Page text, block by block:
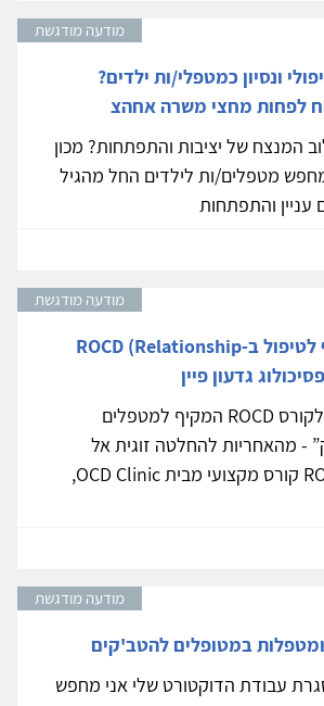
מודעה מודגשת
ונסיון כמטפלי/ות ילדים?
המנצח של יציבות והתפתחות? מכון
מטפלים/ות לילדים החל מהגיל
מודעה מודגשת
קורס חדש ומקיף לטיפול ב-ROCD (Relationship
נפתחה ההרשמה לקורס ROCD המקיף למטפלים
- מהאחריות להחלטה זוגית אל
המרחב של ה־ROCD קורס מקצועי מבית OCD Clinic,
מודעה מודגשת
במטופלים להטב'קים
עבודת הדוקטורט שלי אני מחפש